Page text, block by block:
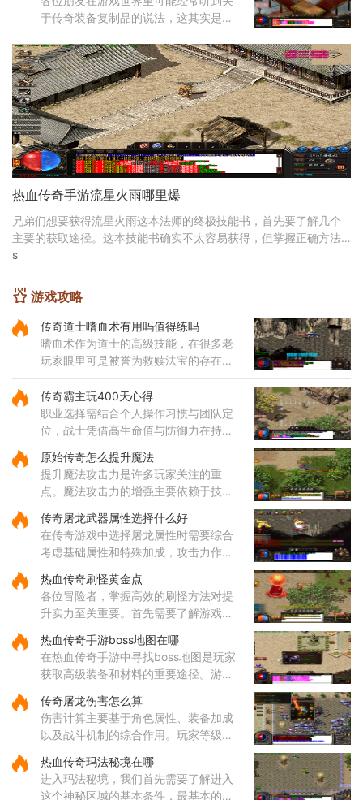
位置和互动逻辑。通过修改游戏脚本和
配置
于传奇装备复制品的说法，这其实是游
些小伙伴可能会通过外部工具或者程
序，把游戏里原本就有的装备进
热血传奇手游流星火雨哪里爆
兄弟们想要获得流星火雨这本法师的终极技能书，首先要了解几个
主要的获取途径。这本技能书确实不太容易获得，但掌握正确方法
后还是有机会入手的。在尸王殿里挑战尸王有机会掉
s
游戏攻略
传奇道士嗜血术有用吗值得练吗
嗜血术作为道士的高级技能，在很多老
玩家眼里可是被誉为救赎法宝的存在。
这个技能不仅伤害可观，还带有独特的
吸血效果，能够在攻击敌人的同时为自
身恢复体力，大大提升了道士
传奇霸主玩400天心得
职业选择需结合个人操作习惯与团队定
位，战士凭借高生命值与防御力在持久
备高爆发特性，道士的召唤兽在继承元
婴属性后能显著提升战斗效率
原始传奇怎么提升魔法
提升魔法攻击力是许多玩家关注的重
点。魔法攻击力的增强主要依赖于技能
电术是一个核心输出技能，能够对远距
离目标造成高额伤害，因此在技
传奇屠龙武器属性选择什么好
在传奇游戏中选择屠龙属性时需要综合
考虑基础属性和特殊加成，攻击力作为
关注，它能有效提升玩家对战各类敌人
的效率。屠龙武器普遍具备较
热血传奇刷怪黄金点
各位冒险者，掌握高效的刷怪方法对提
升实力至关重要。首先需要了解游戏中
地是经验丰富的玩家经常光顾的场所，
这些地方的怪物刷新频率较高
热血传奇手游boss地图在哪
在热血传奇手游中寻找boss地图是玩家
获取高级装备和材料的重要途径。游戏
要包括矿洞、沃玛寺庙、祖玛寺庙、石
墓等地。矿洞分为不同层次，每层
传奇屠龙伤害怎么算
伤害计算主要基于角色属性、装备加成
以及战斗机制的综合作用。玩家等级和
础攻击力和技能伤害，提升等级和增加
主属性点是提高伤害的基础途
热血传奇玛法秘境在哪
进入玛法秘境，我们首先需要了解进入
这个神秘区域的基本条件，最基本的就